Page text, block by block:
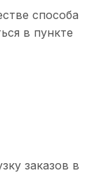
способа
в пункте
заказов в